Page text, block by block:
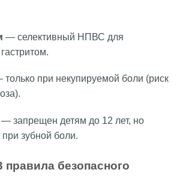
— селективный НПВС для
при некупируемой боли (риск
— запрещен детям до 12 лет, но
зубной боли.
правила безопасного